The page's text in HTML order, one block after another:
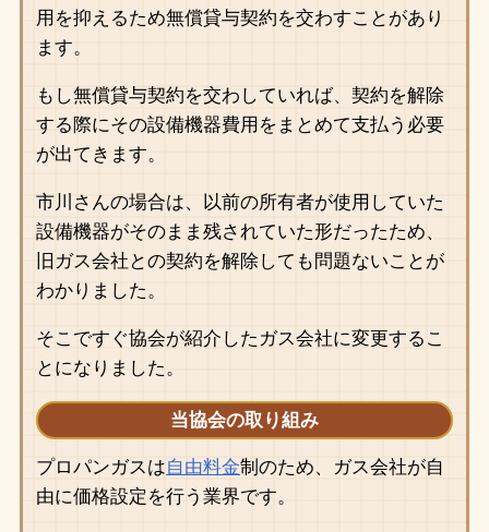
用を抑えるため無償貸与契約を交わすことがあり
ます。
もし無償貸与契約を交わしていれば、契約を解除
する際にその設備機器費用をまとめて支払う必要
が出てきます。
市川さんの場合は、以前の所有者が使用していた
設備機器がそのまま残されていた形だったため、
旧ガス会社との契約を解除しても問題ないことが
わかりました。
そこですぐ協会が紹介したガス会社に変更するこ
とになりました。
当協会の取り組み
プロパンガスは自由料金制のため、ガス会社が自
由に価格設定を行う業界です。